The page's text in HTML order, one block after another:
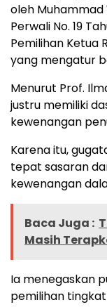
oleh Muhammad
Perwali No. 19
Pemilihan Ketua
yang mengatur
Menurut Prof.
justru memiliki
kewenangan
Karena itu,
tepat sasaran
kewenangan
Baca Juga :
Masih
Ia menegaskan
pemilihan